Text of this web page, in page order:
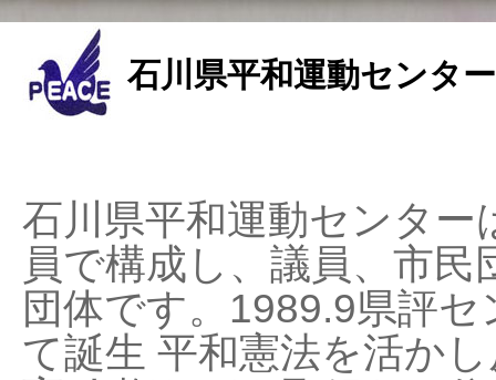
石川県平和運動センタ
石川県平和運動センタ
員で構成し、議員、市
団体です。1989.9県評
て誕生 平和憲法を活か